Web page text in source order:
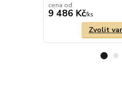
cena od
9 486 Kč/ks
Zvolit